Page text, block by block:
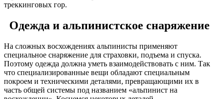
треккинговых гор.
Одежда и альпинистское снаряжение
На сложных восхождениях альпинисты применяют
специальное снаряжение для страховки, подъема и спуска.
Поэтому одежда должна уметь взаимодействовать с ним. Так
что специализированные вещи обладают специальным
покроем и техническими деталями, превращающими их в
часть общей системы под названием «альпинист на